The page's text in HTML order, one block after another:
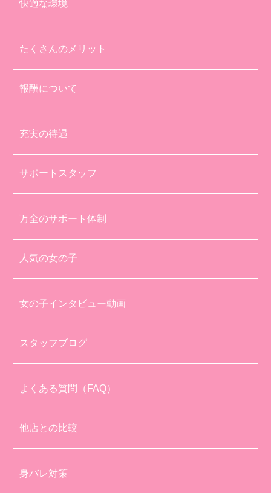
快適な環境
たくさんのメリット
報酬について
充実の待遇
サポートスタッフ
万全のサポート体制
人気の女の子
女の子インタビュー動画
スタッフブログ
よくある質問（FAQ）
他店との比較
身バレ対策